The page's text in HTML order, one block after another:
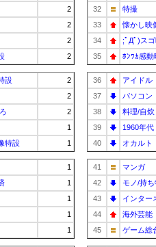
2
2
2
2
設
2
2
2
1
特設 1
1
1
1
1
1
32
特撮
33
懐かし映
34
;ﾟДﾟ)ス
35
ﾎﾝﾜｶ感動
36 アイドル
37
パソコン
38
料理/自炊
39
1960年代
40
オカルト
41 マンガ
42
モノ/持ち
43
インター
44
海外芸能
45
ゲーム総